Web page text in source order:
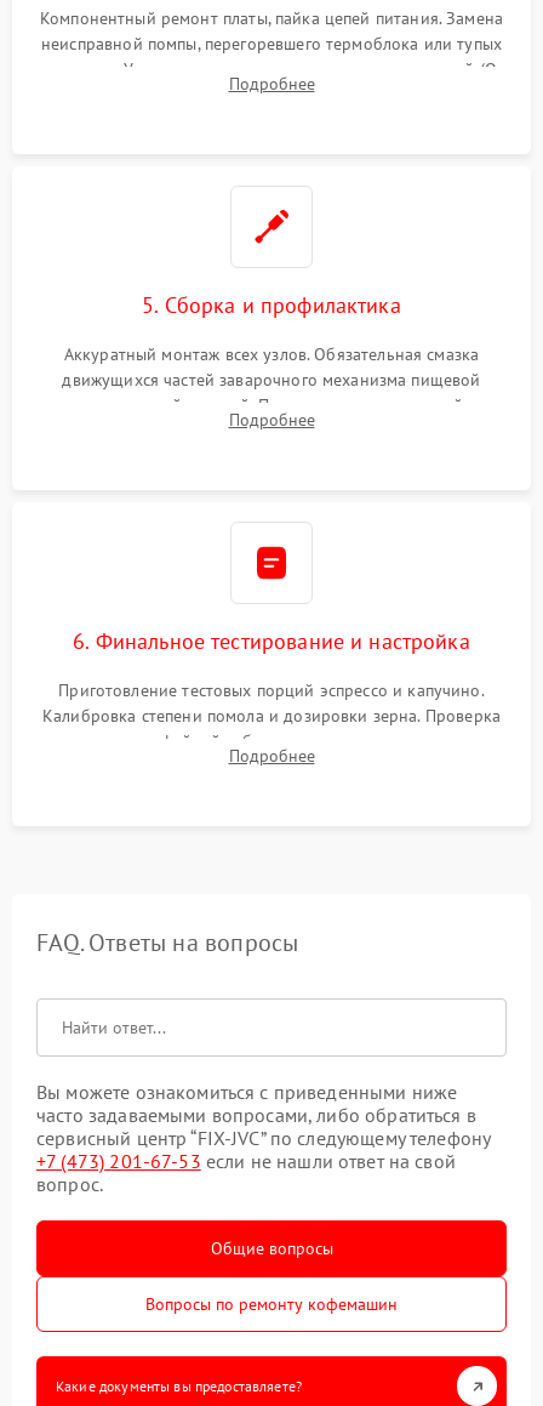
Компонентный ремонт платы, пайка цепей питания. Замена
неисправной помпы, перегоревшего термоблока или тупых
жерновов. Установка новых силиконовых уплотнителей (O-
ring) и тефлоновых трубок для надежного устранения
Подробнее
5. Сборка и профилактика
Аккуратный монтаж всех узлов. Обязательная смазка
движущихся частей заварочного механизма пищевой
силиконовой смазкой. Проведение программной
декальцинации и очистки системы от кофейных масел.
Подробнее
6. Финальное тестирование и настройка
Приготовление тестовых порций эспрессо и капучино.
Калибровка степени помола и дозировки зерна. Проверка
плотности кофейной таблетки, температуры напитка и
качества молочной пены. Контроль отсутствия посторонних
Подробнее
FAQ. Ответы на вопросы
Вы можете ознакомиться с приведенными ниже
часто задаваемыми вопросами, либо обратиться в
сервисный центр “FIX-JVC” по следующему телефону
+7 (473) 201-67-53 если не нашли ответ на свой
вопрос.
Общие вопросы
Вопросы по ремонту кофемашин
Какие документы вы предоставляете?